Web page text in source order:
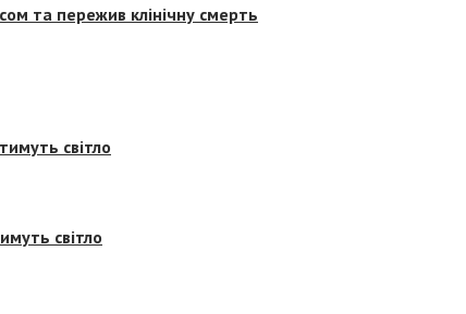
та пережив клінічну смерть
світло
світло